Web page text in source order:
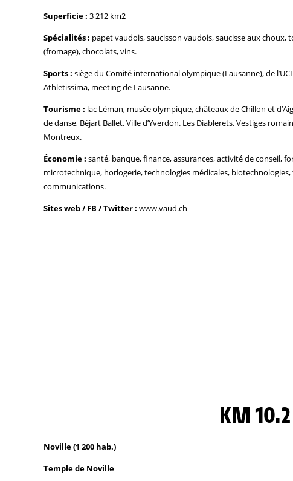
Superficie : 3 212 km2
Spécialités : papet vaudois, saucisson vaudois, saucisse aux choux,
(fromage), chocolats, vins.
Sports : siège du Comité international olympique (Lausanne), de
Athletissima, meeting de Lausanne.
Tourisme : lac Léman, musée olympique, châteaux de Chillon et
de danse, Béjart Ballet. Ville d’Yverdon. Les Diablerets. Vestiges
Montreux.
Économie : santé, banque, finance, assurances, activité de conseil,
microtechnique, horlogerie, technologies médicales,
communications.
Sites web / FB / Twitter : www.vaud.ch
KM 10.2
Noville (1 200 hab.)
Temple de Noville